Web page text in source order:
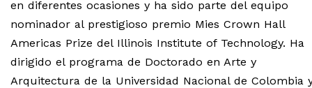
en diferentes ocasiones y ha sido parte del equipo
nominador al prestigioso premio Mies Crown Hall
Americas Prize del Illinois Institute of Technology. Ha
dirigido el programa de Doctorado en Arte y
Arquitectura de la Universidad Nacional de Colombia